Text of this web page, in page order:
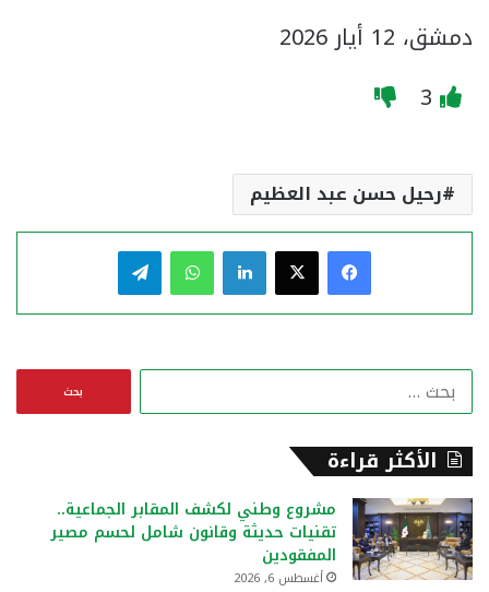
​دمشق، 12 أيار 2026
3
رحيل حسن عبد العظيم
فيسبوك لينكدإن واتساب
ن
الأكثر قراءة
مشروع وطني لكشف المقابر الجماعية..
تقنيات حديثة وقانون شامل لحسم مصير
المفقودين
أغسطس 6, 2026